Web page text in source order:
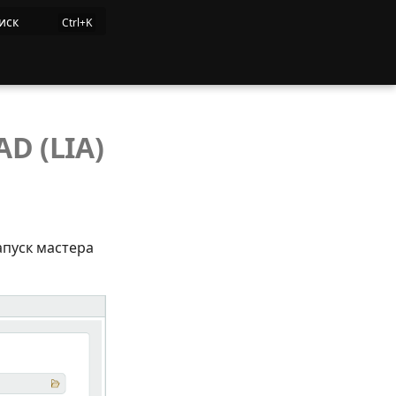
(LIA)
мастера